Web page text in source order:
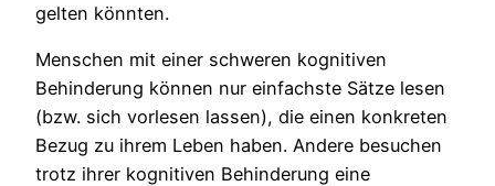
gelten könnten.
Menschen mit einer schweren kognitiven
Behinderung können nur einfachste Sätze lesen
(bzw. sich vorlesen lassen), die einen konkreten
Bezug zu ihrem Leben haben. Andere besuchen
trotz ihrer kognitiven Behinderung eine